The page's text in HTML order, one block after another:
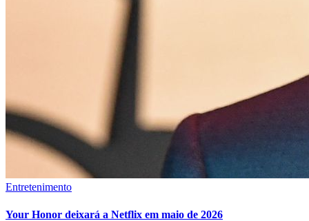
Entretenimento
Your Honor deixará a Netflix em maio de 2026